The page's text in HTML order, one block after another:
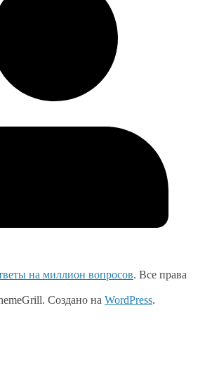
на миллион вопросов. Все права
Создано на WordPress.